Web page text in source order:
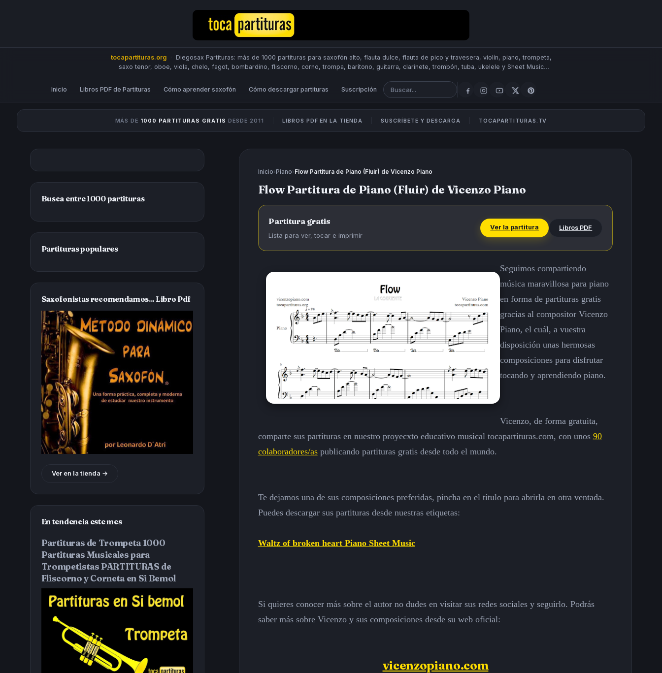
tocapartituras.org ·
Diegosax Partituras: más de 1000 partituras para saxofón alto, flauta dulce, flauta de pico y travesera, violín, piano, trompeta,
saxo tenor, oboe, viola, chelo, fagot, bombardino, fliscorno, corno, trompa, barítono, guitarra, clarinete, trombón, tuba, ukelele y Sheet Music
Inicio Libros PDF de Partituras Cómo aprender saxofón Cómo descargar partituras Suscripción
MÁS DE 1000 PARTITURAS GRATIS DESDE 2011 LIBROS PDF EN LA TIENDA SUSCRÍBETE Y DESCARGA TOCAPARTITURAS.TV
Inicio› Piano› Flow Partitura de Piano (Fluir) de Vicenzo Piano
Flow Partitura de Piano (Fluir) de Vicenzo Piano
Partitura gratis
Lista para ver, tocar e imprimir
Ver la partitura Libros PDF
Seguimos compartiendo
música maravillosa para piano
en forma de partituras gratis
gracias al compositor Vicenzo
Piano, el cuál, a vuestra
disposición unas hermosas
composiciones para disfrutar
tocando y aprendiendo piano.
Vicenzo, de forma gratuita,
comparte sus partituras en nuestro proyecxto educativo musical tocapartituras.com, con unos 90
colaboradores/aspublicando partituras gratis desdetodo el mundo.
Te dejamos una de sus composiciones preferidas, pincha en el título para abrirla en otra ventada.
Puedes descargar sus partituras desde nuestras etiquetas:
Waltz of broken heart Piano Sheet Music
Si quieres conocer más sobre el autor no dudes en visitar sus redes sociales y seguirlo. Podrás
saber más sobre Vicenzo y sus composiciones desde su web oficial:
vicenzopiano.com
Busca entre 1000 partituras
Partituras populares
Saxofonistas recomendamos... Libro Pdf
Ver en la tienda →
En tendencia este mes
Partituras de Trompeta 1000
Partituras Musicales para
Trompetistas PARTITURAS de
Fliscorno y Corneta en Si Bemol